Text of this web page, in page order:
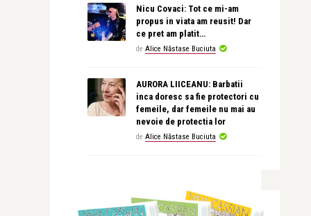
Nicu Covaci: Tot ce mi-am
propus in viata am reusit! Dar
ce pret am platit…
de Alice Năstase Buciuta
AURORA LIICEANU: Barbatii
inca doresc sa fie protectori cu
femeile, dar femeile nu mai au
nevoie de protectia lor
de Alice Năstase Buciuta